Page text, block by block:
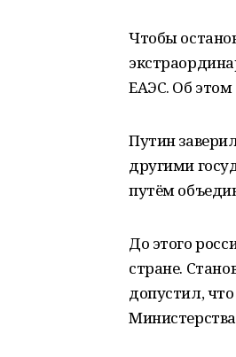
Чтобы
ЕАЭС. Об
Путин
другими
путём
До этого
стране.
допустил,